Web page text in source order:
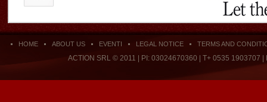
HOME ABOUT US EVENTI LEGAL NOTICE TERMS AND
ACTION SRL © 2011 | PI: 03024670360 | T+ 0535